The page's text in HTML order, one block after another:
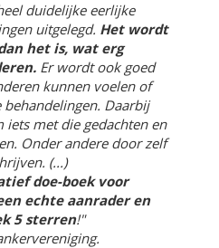
duidelijke eerlijke
uitgelegd. Het wordt
het is, wat erg
Er wordt ook goed
kunnen voelen of
Daarbij
iets met die gedachten en
Onder andere door zelf
(...)
doe-boek voor
echte aanrader en
5 sterren!"